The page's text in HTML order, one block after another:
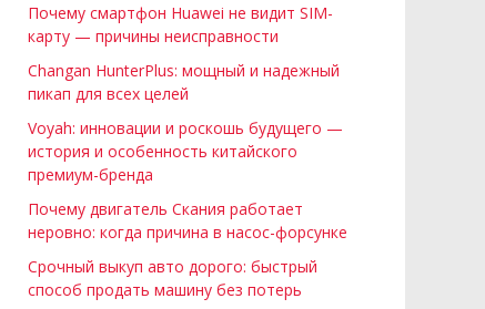
Почему смартфон Huawei не видит SIM-
карту — причины неисправности
Changan HunterPlus: мощный и надежный
пикап для всех целей
Voyah: инновации и роскошь будущего —
история и особенность китайского
премиум-бренда
Почему двигатель Скания работает
неровно: когда причина в насос-форсунке
Срочный выкуп авто дорого: быстрый
способ продать машину без потерь